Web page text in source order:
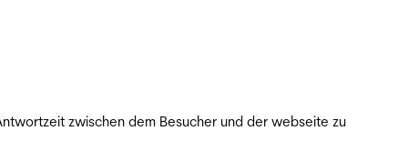
zwischen dem Besucher und der webseite zu